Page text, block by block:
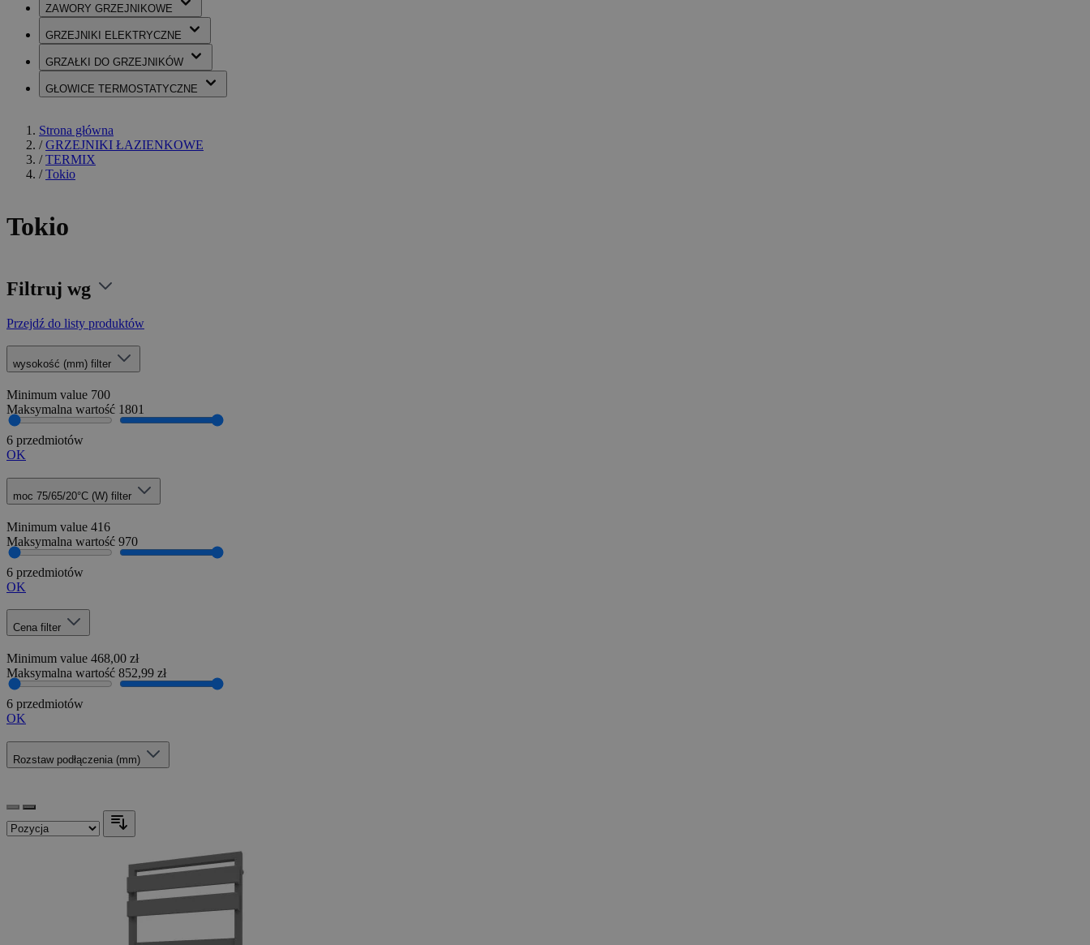
ZAWORY GRZEJNIKOWE
GRZEJNIKI ELEKTRYCZNE
GRZAŁKI DO GRZEJNIKÓW
GŁOWICE TERMOSTATYCZNE
Strona główna
/ GRZEJNIKI ŁAZIENKOWE
/ TERMIX
/ Tokio
Tokio
Filtruj wg
Przejdź do listy produktów
wysokość (mm) filter
Minimum value 700
Maksymalna wartość 1801
6 przedmiotów
OK
moc 75/65/20°C (W) filter
Minimum value 416
Maksymalna wartość 970
6 przedmiotów
OK
Cena filter
Minimum value 468,00 zł
Maksymalna wartość 852,99 zł
6 przedmiotów
OK
Rozstaw podłączenia (mm)